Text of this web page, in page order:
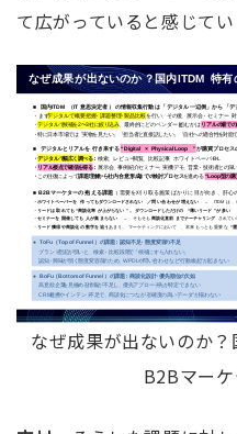
て広がっていると感じてい
なぜ成果が出ないのか
B2Bマー